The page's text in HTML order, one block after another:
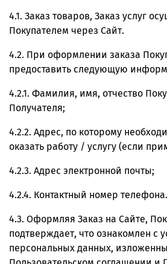
4.1. Заказ товаров, Заказ услуг
Покупателем через Сайт.
4.2. При оформлении заказа
предоставить следующую
4.2.1. Фамилия, имя, отчество
Получателя;
4.2.2. Адрес, по которому
оказать работу / услугу (если
4.2.3. Адрес электронной почты;
4.2.4. Контактный номер телефона.
4.3. Оформляя Заказ на Сайте,
подтверждает, что ознакомлен с
персональных данных,